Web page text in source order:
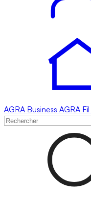
AGRA Business AGRA Fil